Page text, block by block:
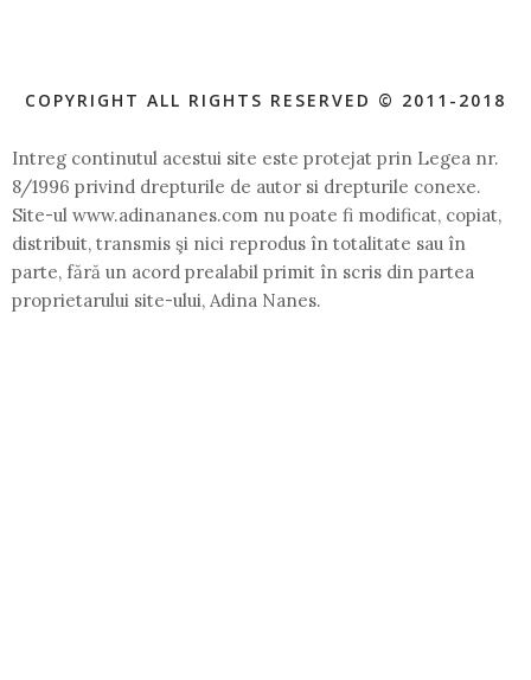
COPYRIGHT ALL RIGHTS RESERVED © 2011-2018
Intreg continutul acestui site este protejat prin Legea nr.
8/1996 privind drepturile de autor si drepturile conexe.
Site-ul www.adinananes.com nu poate fi modificat, copiat,
distribuit, transmis şi nici reprodus în totalitate sau în
parte, fără un acord prealabil primit în scris din partea
proprietarului site-ului, Adina Nanes.